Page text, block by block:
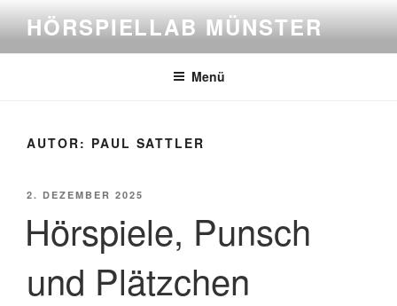
springen
HÖRSPIELLAB MÜNSTER
Menü
AUTOR: PAUL SATTLER
VERÖFFENTLICHT
2. DEZEMBER 2025
Hörspiele, Punsch
und Plätzchen